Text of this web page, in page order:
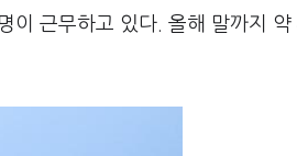
이 근무하고 있다. 올해 말까지